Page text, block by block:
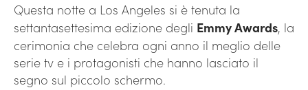
Questa notte a Los Angeles si è tenuta la
settantasettesima edizione degli Emmy Awards, la
cerimonia che celebra ogni anno il meglio delle
serie tv e i protagonisti che hanno lasciato il
segno sul piccolo schermo.